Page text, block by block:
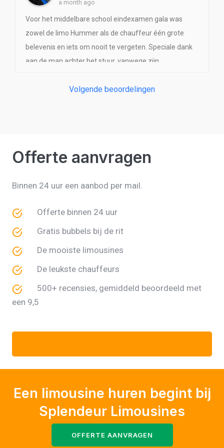
professionele organisatie met uitstekende service en
oog voor detail. Wij raden Splendeur Limousines van
harte aan!
was perfect geregeld en maakte deze bijzondere
avond nóg specialer. Onze dochter heeft er enorm van
genoten. We raden ze dan ook van harte aan. Bedankt
voor de geweldige service!
a month ago
Voor het middelbare school eindexamen gala was
zowel de limo Hummer als de chauffeur één grote
belevenis en iets om nooit te vergeten. Speciale dank
aan de man achter het stuur, vanwege zijn
De 8 jongeren in zijn auto hebben genoten en voelden
Volgende beoordelingen
Offerte aanvragen
Binnen 24 uur een aanbod per mail.
Offerte binnen 24 uur
Gratis bubbels bij de rit
De mooiste limousines
De leukste chauffeurs
500+ recensies, gemiddeld beoordeeld met
een 9,5
Een limousine huren begint bij
Splendeur Limousines
OFFERTE AANVRAGEN